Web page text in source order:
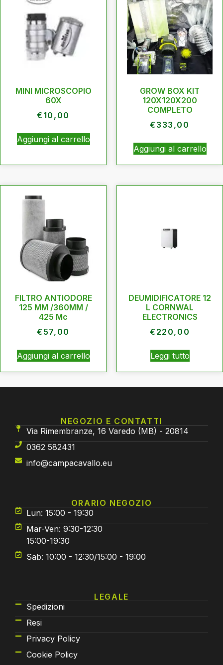
MINI MICROSCOPIO
60X
€ 10,00
Aggiungi al carrello
GROW BOX KIT
120X120X200
COMPLETO
€ 333,00
Aggiungi al carrello
FILTRO ANTIODORE
125 MM /360MM /
425 Mc
€ 57,00
Aggiungi al carrello
DEUMIDIFICATORE 12
L CORNWAL
ELECTRONICS
€ 220,00
Leggi tutto
NEGOZIO E CONTATTI
Via Rimembranze, 16 Varedo (MB) - 20814
0362 582431
info@campacavallo.eu
ORARIO NEGOZIO
Lun: 15:00 - 19:30
Mar-Ven: 9:30-12:30
15:00-19:30
Sab: 10:00 - 12:30/15:00 - 19:00
LEGALE
Spedizioni
Resi
Privacy Policy
Cookie Policy